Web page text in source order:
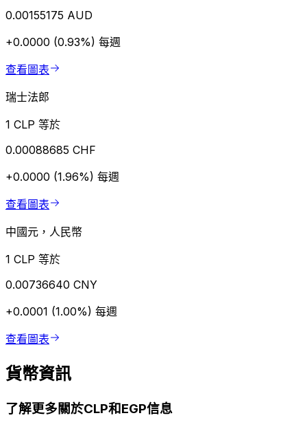
0.00155175 AUD
+0.0000 (0.93%) 每週
查看圖表
瑞士法郎
1 CLP 等於
0.00088685 CHF
+0.0000 (1.96%) 每週
查看圖表
中國元，人民幣
1 CLP 等於
0.00736640 CNY
+0.0001 (1.00%) 每週
查看圖表
貨幣資訊
了解更多關於CLP和EGP信息